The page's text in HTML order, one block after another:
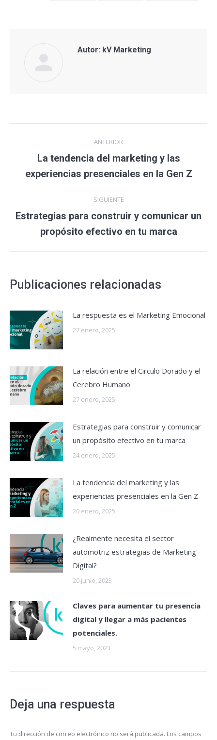
Autor: kV Marketing
entre
publicaciones
ANTERIOR
Publicación
anterior:
La tendencia del marketing y las
experiencias presenciales en la Gen Z
SIGUIENTE
Publicación
siguiente:
Estrategias para construir y comunicar un
propósito efectivo en tu marca
Publicaciones relacionadas
La respuesta es el Marketing Emocional
27 enero, 2025
La relación entre el Circulo Dorado y el
Cerebro Humano
27 enero, 2025
Estrategias para construir y comunicar
un propósito efectivo en tu marca
24 enero, 2025
La tendencia del marketing y las
experiencias presenciales en la Gen Z
20 enero, 2025
¿Realmente necesita el sector
automotriz estrategias de Marketing
Digital?
20 junio, 2023
Claves para aumentar tu presencia
digital y llegar a más pacientes
potenciales.
5 mayo, 2023
Deja una respuesta
Tu dirección de correo electrónico no será publicada. Los campos